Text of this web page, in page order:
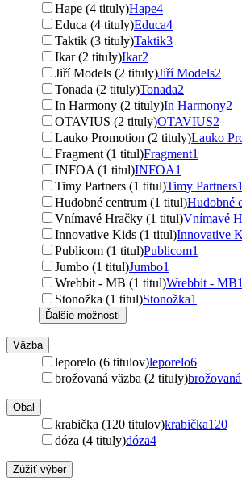
Hape (4 tituly)Hape4
Educa (4 tituly)Educa4
Taktik (3 tituly)Taktik3
Ikar (2 tituly)Ikar2
Jiří Models (2 tituly)Jiří Models2
Tonada (2 tituly)Tonada2
In Harmony (2 tituly)In Harmony2
OTAVIUS (2 tituly)OTAVIUS2
Lauko Promotion (2 tituly)Lauko
Fragment (1 titul)Fragment1
INFOA (1 titul)INFOA1
Timy Partners (1 titul)Timy Partners1
Hudobné centrum (1 titul)Hudobné
Vnímavé Hračky (1 titul)Vnímavé
Innovative Kids (1 titul)Innovative
Publicom (1 titul)Publicom1
Jumbo (1 titul)Jumbo1
Wrebbit - MB (1 titul)Wrebbit - MB1
Stonožka (1 titul)Stonožka1
Ďalšie možnosti
Väzba
leporelo (6 titulov)leporelo6
brožovaná väzba (2 tituly)
Obal
krabička (120 titulov)krabička120
dóza (4 tituly)dóza4
Zúžiť výber